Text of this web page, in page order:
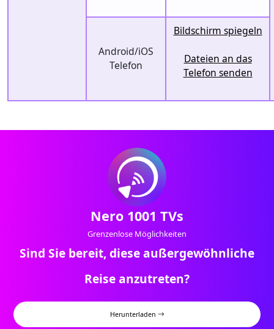
Android/iOS
Telefon
Bildschirm spiegeln
Dateien an das
Telefon senden
Nero 1001 TVs
Grenzenlose Möglichkeiten
Sind Sie bereit, diese außergewöhnliche
Reise anzutreten?
Herunterladen